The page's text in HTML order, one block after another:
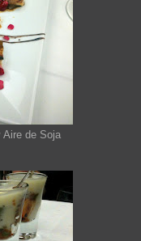
Aire de Soja